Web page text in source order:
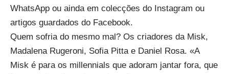
WhatsApp ou ainda em colecções do Instagram ou
artigos guardados do Facebook.
Quem sofria do mesmo mal? Os criadores da Misk,
Madalena Rugeroni, Sofia Pitta e Daniel Rosa. «A
Misk é para os millennials que adoram jantar fora, que